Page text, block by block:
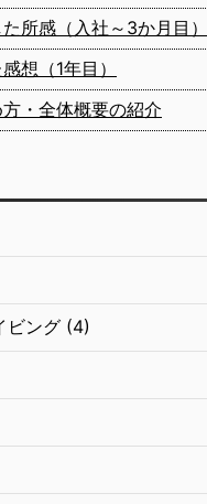
所感（入社～3か月目）
想（1年目）
・全体概要の紹介
ビング (4)